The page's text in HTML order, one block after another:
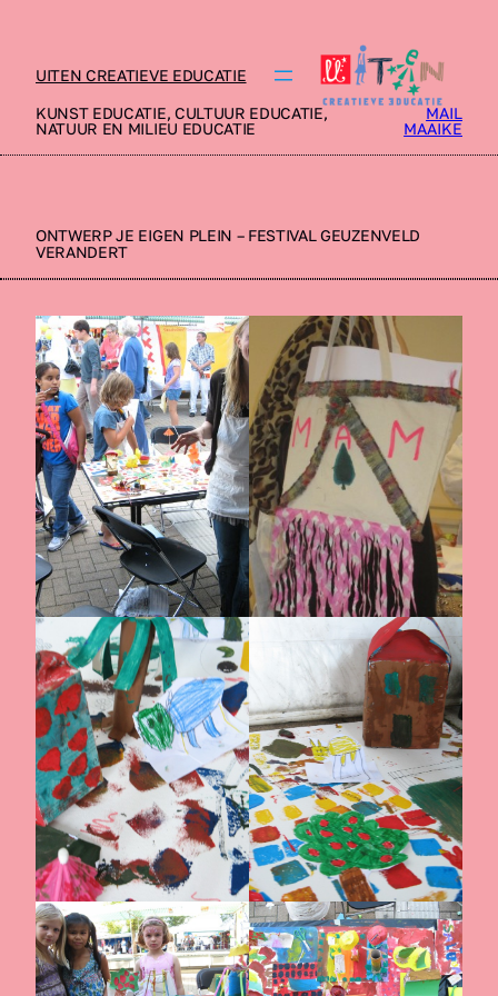
UITEN CREATIEVE EDUCATIE
KUNST EDUCATIE, CULTUUR EDUCATIE,
NATUUR EN MILIEU EDUCATIE
MAIL
MAAIKE
ONTWERP JE EIGEN PLEIN – FESTIVAL GEUZENVELD
VERANDERT